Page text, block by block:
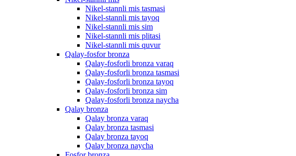
Nikel-stannli mis tasmasi
Nikel-stannli mis tayoq
Nikel-stannli mis sim
Nikel-stannli mis plitasi
Nikel-stannli mis quvur
Qalay-fosfor bronza
Qalay-fosforli bronza varaq
Qalay-fosforli bronza tasmasi
Qalay-fosforli bronza tayoq
Qalay-fosforli bronza sim
Qalay-fosforli bronza naycha
Qalay bronza
Qalay bronza varaq
Qalay bronza tasmasi
Qalay bronza tayoq
Qalay bronza naycha